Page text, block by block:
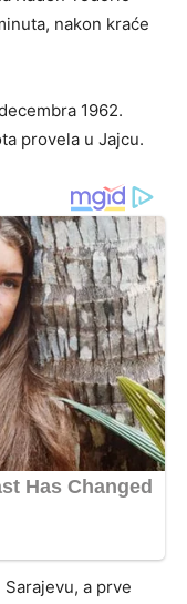
nakon kraće
1962.
provela u Jajcu.
a prve